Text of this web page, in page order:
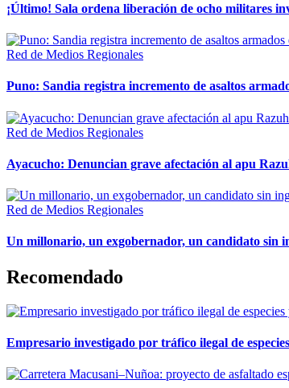
¡Último! Sala ordena liberación de ocho militares
Red de Medios Regionales
Puno: Sandia registra incremento de asaltos
Red de Medios Regionales
Ayacucho: Denuncian grave afectación al apu
Red de Medios Regionales
Un millonario, un exgobernador, un candidato sin
Recomendado
Empresario investigado por tráfico ilegal de